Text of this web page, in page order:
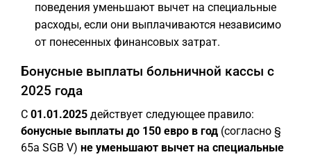
поведения уменьшают вычет на специальные
расходы, если они выплачиваются независимо
от понесенных финансовых затрат.
Бонусные выплаты больничной кассы с
2025 года
С 01.01.2025 действует следующее правило:
бонусные выплаты до 150 евро в год (согласно §
65a SGB V) не уменьшают вычет на специальные